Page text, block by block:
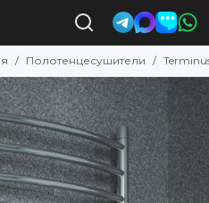
Полотенцесушители